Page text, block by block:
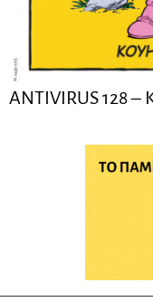
ANTIVIRUS 128 –